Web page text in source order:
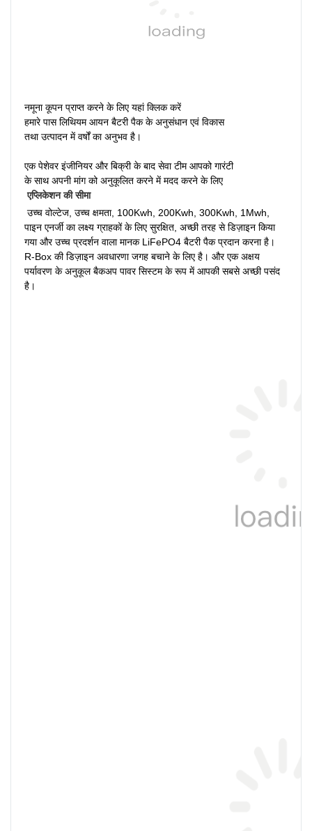
नमूना कूपन प्राप्त करने के लिए यहां क्लिक करें
हमारे पास लिथियम आयन बैटरी पैक के अनुसंधान एवं विकास
तथा उत्पादन में वर्षों का अनुभव है।
एक पेशेवर इंजीनियर और बिक्री के बाद सेवा टीम आपको गारंटी
के साथ अपनी मांग को अनुकूलित करने में मदद करने के लिए
एप्लिकेशन की सीमा
पाइन एनर्जी का लक्ष्य ग्राहकों के लिए सुरक्षित, अच्छी तरह से डिज़ाइन किया
गया और उच्च प्रदर्शन वाला मानक LiFePO4 बैटरी पैक प्रदान करना है।
R-Box की डिज़ाइन अवधारणा जगह बचाने के लिए है। और एक अक्षय
पर्यावरण के अनुकूल बैकअप पावर सिस्टम के रूप में आपकी सबसे अच्छी पसंद
है।